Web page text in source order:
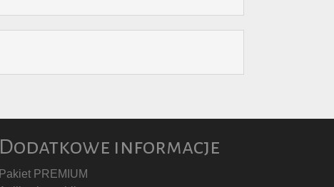
Dodatkowe informacje
Pakiet PREMIUM